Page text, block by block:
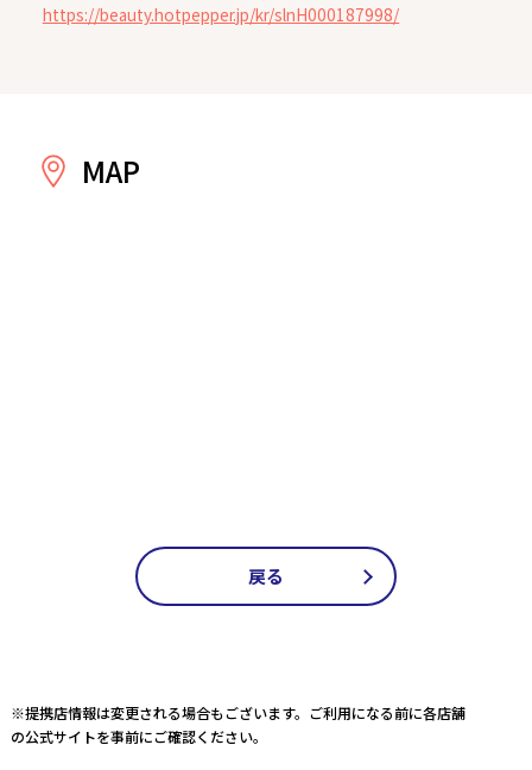
https://beauty.hotpepper.jp/kr/slnH000187998/
MAP
戻る
※提携店情報は変更される場合もございます。ご利用になる前に各店舗
の公式サイトを事前にご確認ください。